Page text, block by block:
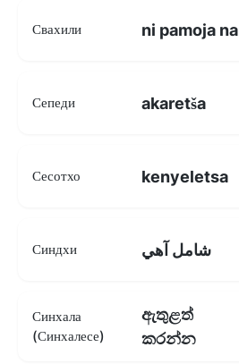
Свахили ni pamoja na
Сепеди akaretša
Сесотхо kenyeletsa
Синдхи شامل آهي
Синхала
(Синхалесе)
ඇතුළත්
කරන්න